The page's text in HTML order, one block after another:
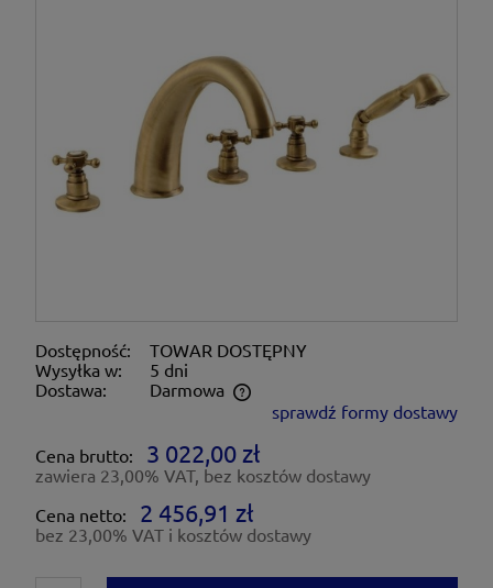
Dostępność:
TOWAR DOSTĘPNY
Wysyłka w:
5 dni
Dostawa:
Darmowa
Cena nie zawiera ewentualnych kosztów płatności
sprawdź formy dostawy
Cena brutto:
3 022,00 zł
zawiera 23,00% VAT, bez kosztów dostawy
Cena netto:
2 456,91 zł
bez 23,00% VAT i kosztów dostawy